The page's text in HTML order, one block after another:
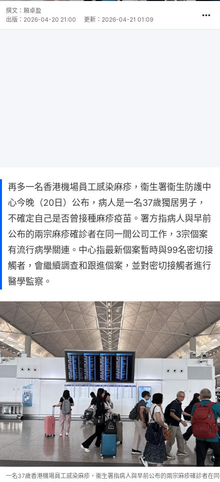
撰文： 賴卓盈
出版： 2026-04-20 21:00 更新： 2026-04-21 01:09
再多一名香港機場員工感染麻疹，​衞生署衞生防護中
心今晚（20日）公布，病人是一名37歲獨居男子，
不確定自己是否曾接種麻疹疫苗。署方指病人與早前
公布的兩宗麻疹確診者在同一間公司工作，3宗個案
有流行病學關連。中心指最新個案暫時與99名密切接
觸者，會繼續調查和跟進個案，並對密切接觸者進行
醫學監察。
一名37歲香港機場員工感染麻疹，衞生署指病人與早前公布的兩宗麻疹確診者在同